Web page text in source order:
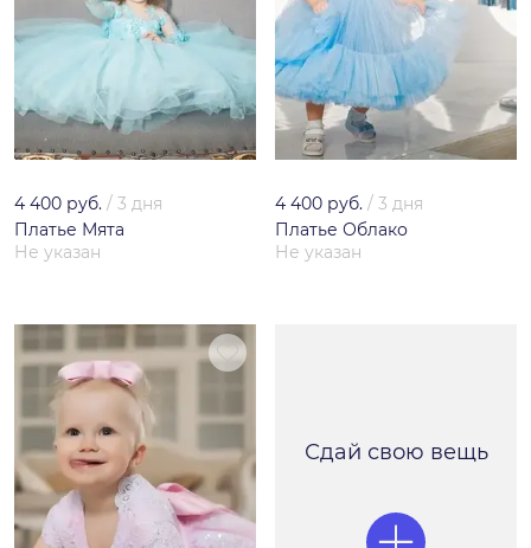
4 400 руб. / 3 дня
Платье Мята
Не указан
4 400 руб. / 3 дня
Платье Облако
Не указан
Сдай свою вещь